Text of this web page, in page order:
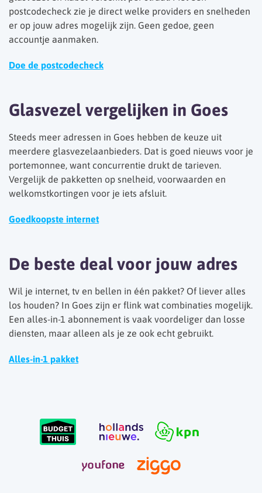
postcodecheck zie je direct welke providers en snelheden
er op jouw adres mogelijk zijn. Geen gedoe, geen
accountje aanmaken.
Doe de postcodecheck
Glasvezel vergelijken in Goes
Steeds meer adressen in Goes hebben de keuze uit
meerdere glasvezelaanbieders. Dat is goed nieuws voor je
portemonnee, want concurrentie drukt de tarieven.
Vergelijk de pakketten op snelheid, voorwaarden en
welkomstkortingen voor je iets afsluit.
Goedkoopste internet
De beste deal voor jouw adres
Wil je internet, tv en bellen in één pakket? Of liever alles
los houden? In Goes zijn er flink wat combinaties mogelijk.
Een alles-in-1 abonnement is vaak voordeliger dan losse
diensten, maar alleen als je ze ook echt gebruikt.
Alles-in-1 pakket